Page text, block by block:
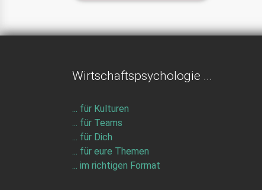
Wirtschaftspsychologie ...
... für Kulturen
... für Teams
... für Dich
... für eure Themen
... im richtigen Format